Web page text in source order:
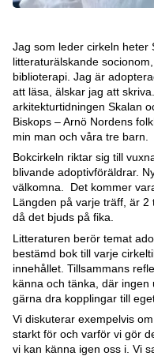
Jag som leder cirkeln heter
litteraturälskande
biblioterapi. Jag är
att läsa, älskar jag att
arkitekturtidningen Skalan
Biskops – Arnö Nordens
min man och våra tre barn.
Bokcirkeln riktar sig till
blivande adoptivföräldrar.
välkomna. Det kommer
Längden på varje träff, är
då det bjuds på fika.
Litteraturen berör temat
bestämd bok till varje
innehållet. Tillsammans
känna och tänka, där
gärna dra kopplingar till
Vi diskuterar exempelvis
starkt för och varför vi gör
vi kan känna igen oss i. Vi